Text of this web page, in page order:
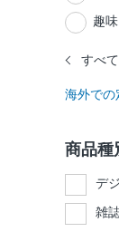
趣
すべ
海外での
商品種
デ
雑